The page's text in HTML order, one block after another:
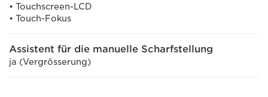
• Touchscreen-LCD
• Touch-Fokus
Assistent für die manuelle Scharfstellung
ja (Vergrösserung)